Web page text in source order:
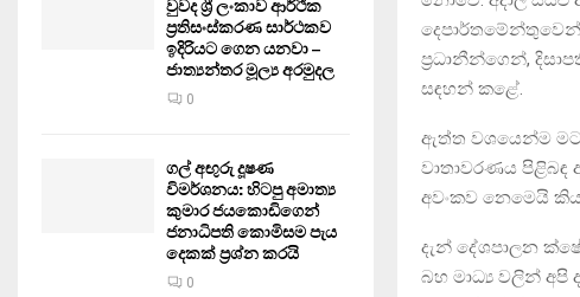
ප්‍රධානීන්ගෙන්,
සඳහන් කළේ.
ඇත්ත වශයෙන්ම මට
වාතාවරණය
අවංකව නෙමෙයි
දැන් දේශපාලන
බහ මාධ්‍ය වලින්
වුවද ශ්‍රී ලංකාව ආර්ථික
ප්‍රතිසංස්කරණ සාර්ථකව
ඉදිරියට ගෙන යනවා –
ජාත්‍යන්තර මූල්‍ය අරමුදල
0
ගල් අඟුරු දූෂණ
විමර්ශනය: හිටපු අමාත්‍ය
කුමාර ජයකොඩිගෙන්
ජනාධිපති කොමිසම පැය
දෙකක් ප්‍රශ්න කරයි
0